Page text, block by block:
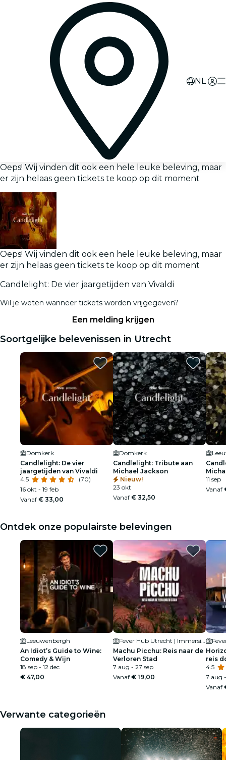
NL
Oeps! Wij vinden dit ook een hele leuke beleving, maar
er zijn helaas geen tickets te koop op dit moment
Oeps! Wij vinden dit ook een hele leuke beleving, maar
er zijn helaas geen tickets te koop op dit moment
Candlelight: De vier jaargetijden van Vivaldi
Wil je weten wanneer tickets worden vrijgegeven?
Een melding krijgen
Soortgelijke belevenissen in Utrecht
Domkerk
Candlelight: De vier
jaargetijden van Vivaldi
4.5
(70)
16 okt - 19 feb
Vanaf € 33,00
Domkerk
Candlelight: Tribute aan
Michael Jackson
Nieuw!
23 okt
Vanaf € 32,50
11 sep
Vanaf
Ontdek onze populairste belevingen
Leeuwenbergh
An Idiot’s Guide to Wine:
Comedy & Wijn
18 sep - 12 dec
€ 47,00
Fever Hub Utrecht | Immersieve Ervaringen en Tentoonstellingen
Machu Picchu: Reis naar de
Verloren Stad
7 aug - 27 sep
Vanaf € 19,00
reis
4.5
7 aug
Vanaf
Verwante categorieën